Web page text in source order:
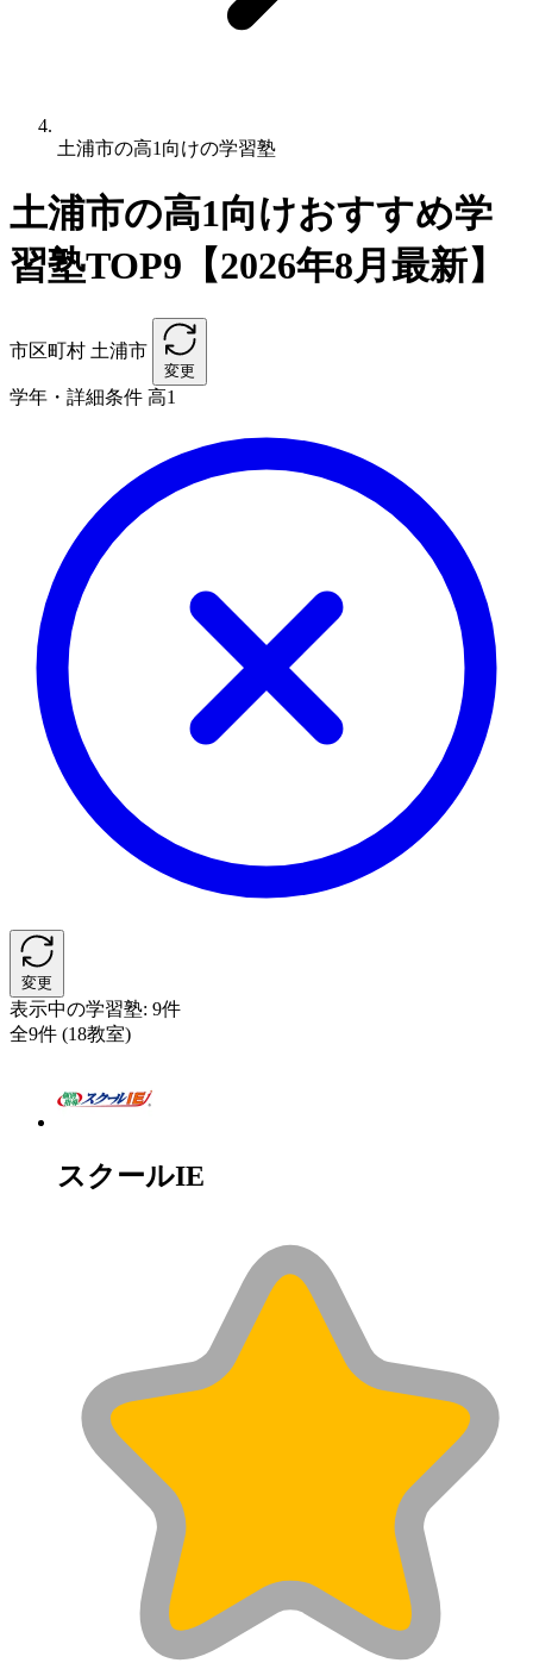
土浦市の高1向けの学習塾
土浦市の高1向けおすすめ学
習塾TOP9【2026年8月最新】
市区町村 土浦市
変更
学年・詳細条件 高1
変更
表示中の学習塾: 9件
全9件 (18教室)
スクールIE